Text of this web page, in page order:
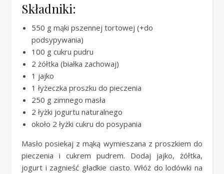
Składniki:
550 g mąki pszennej tortowej (+do
podsypywania)
100 g cukru pudru
2 żółtka (białka zachowaj)
1 jajko
1 łyżeczka proszku do pieczenia
250 g zimnego masła
2 łyżki jogurtu naturalnego
około 2 łyżki cukru do posypania
Masło posiekaj z mąką wymieszana z proszkiem do
pieczenia i cukrem pudrem. Dodaj jajko, żółtka,
jogurt i zagnieść gładkie ciasto. Włóż do lodówki na